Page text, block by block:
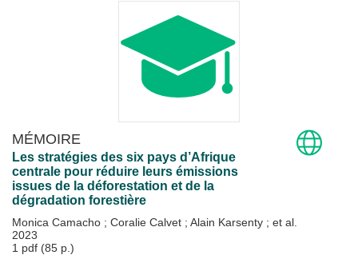
MÉMOIRE
Les stratégies des six pays d’Afrique
centrale pour réduire leurs émissions
issues de la déforestation et de la
dégradation forestière
Monica Camacho ; Coralie Calvet ; Alain Karsenty ; et al.
2023
1 pdf (85 p.)